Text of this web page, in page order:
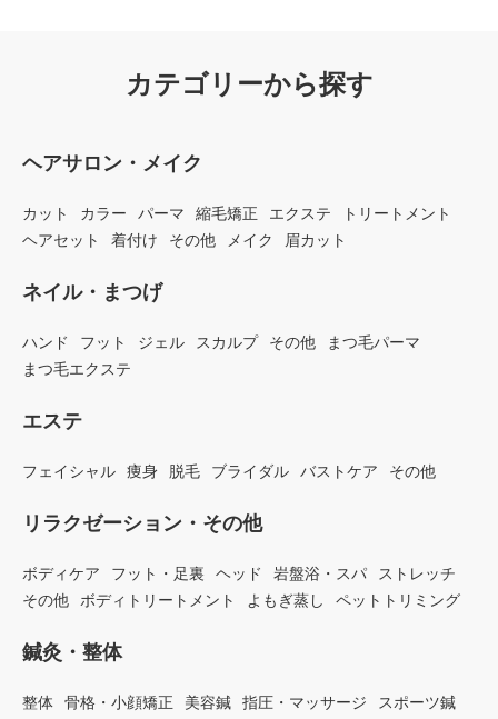
カテゴリーから探す
ヘアサロン・メイク
カット カラー パーマ 縮毛矯正 エクステ
トリートメント
ヘアセット
着付け その他 メイク 眉カット
ネイル・まつげ
ハンド フット ジェル スカルプ その他
まつ毛パーマ
まつ毛エクステ
エステ
フェイシャル 痩身 脱毛 ブライダル バストケア その他
リラクゼーション・その他
ボディケア フット・足裏 ヘッド 岩盤浴・スパ
ストレッチ
その他
ボディトリートメント よもぎ蒸し ペットトリミング
鍼灸・整体
整体 骨格・小顔矯正 美容鍼 指圧・マッサージ
スポーツ鍼